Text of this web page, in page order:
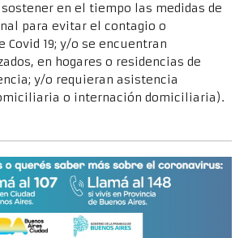
en el tiempo las medidas de
para evitar el contagio o
Covid 19; y/o se encuentran
en hogares o residencias de
y/o requieran asistencia
o internación domiciliaria).